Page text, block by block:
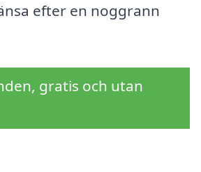
efter en noggrann
gratis och utan